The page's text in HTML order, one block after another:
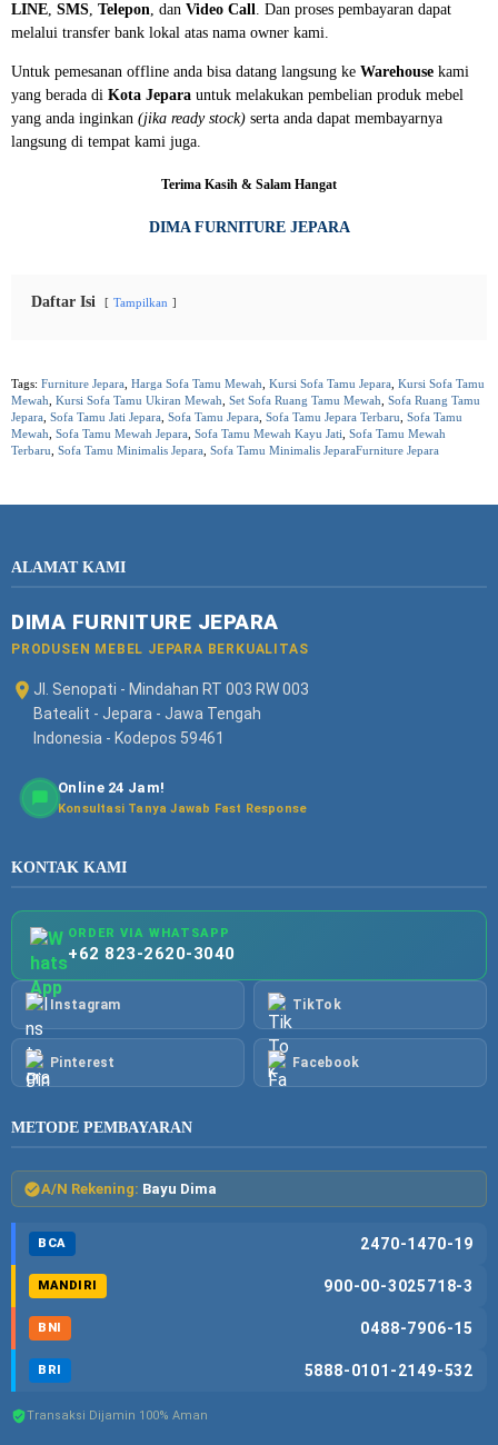
LINE, SMS, Telepon, dan Video Call. Dan proses pembayaran dapat
melalui transfer bank lokal atas nama owner kami.
Untuk pemesanan offline anda bisa datang langsung ke Warehouse kami
yang berada di Kota Jepara untuk melakukan pembelian produk mebel
yang anda inginkan (jika ready stock) serta anda dapat membayarnya
langsung di tempat kami juga.
Terima Kasih & Salam Hangat
DIMA FURNITURE JEPARA
Daftar Isi Tampilkan
Tags: Furniture Jepara Harga Sofa Tamu Mewah Kursi Sofa Tamu Jepara Kursi Sofa Tamu
Mewah Kursi Sofa Tamu Ukiran Mewah Set Sofa Ruang Tamu Mewah Sofa Ruang Tamu
Jepara Sofa Tamu Jati Jepara Sofa Tamu Jepara Sofa Tamu Jepara Terbaru Sofa Tamu
Mewah Sofa Tamu Mewah Jepara Sofa Tamu Mewah Kayu Jati Sofa Tamu Mewah
Terbaru Sofa Tamu Minimalis Jepara Sofa Tamu Minimalis JeparaFurniture Jepara
ALAMAT KAMI
DIMA FURNITURE JEPARA
PRODUSEN MEBEL JEPARA BERKUALITAS
Jl. Senopati - Mindahan RT 003 RW 003
Batealit - Jepara - Jawa Tengah
Indonesia - Kodepos 59461
Online 24 Jam!
Konsultasi Tanya Jawab Fast Response
KONTAK KAMI
ORDER VIA WHATSAPP
+62 823-2620-3040
Instagram TikTok
Pinterest Facebook
METODE PEMBAYARAN
A/N Rekening: Bayu Dima
BCA 2470-1470-19
MANDIRI 900-00-3025718-3
BNI 0488-7906-15
BRI 5888-0101-2149-532
Transaksi Dijamin 100% Aman